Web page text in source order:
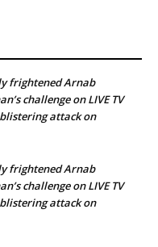
frightened Arnab
challenge on LIVE TV
attack on
frightened Arnab
challenge on LIVE TV
attack on